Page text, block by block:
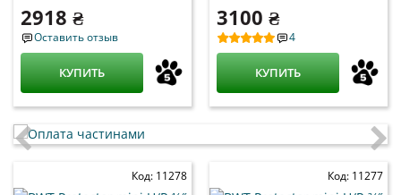
2918 ₴
Оставить отзыв
КУПИТЬ
3100 ₴
4
КУПИТЬ
Код: 11278 Код: 11277